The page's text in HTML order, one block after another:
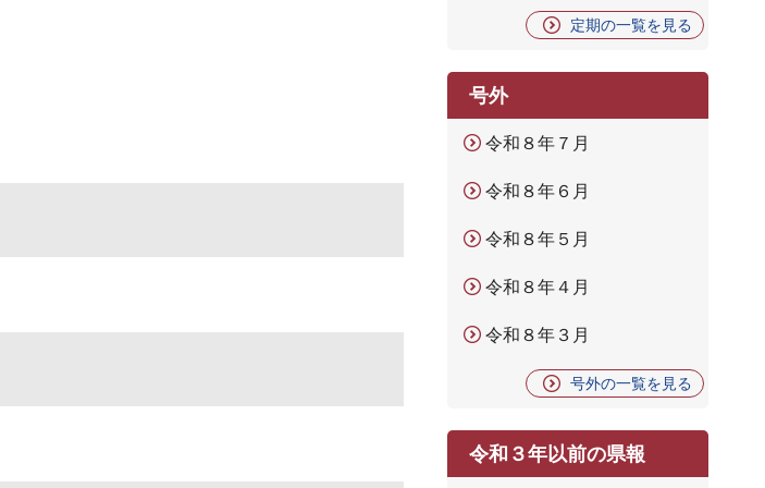
定期の一覧を見る
号外
令和８年７月
令和８年６月
令和８年５月
令和８年４月
令和８年３月
号外の一覧を見る
令和３年以前の県報